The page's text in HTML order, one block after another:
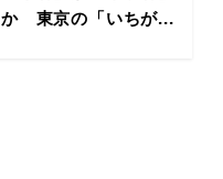
か 東京の「いちが...